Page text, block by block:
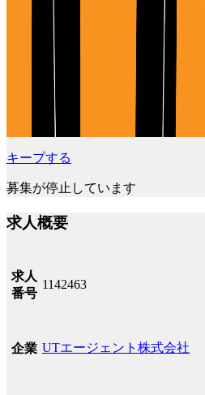
キープする
募集が停止しています
求人概要
求人
番号
1142463
企業 UTエージェント株式会社